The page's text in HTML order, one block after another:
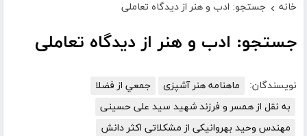
خانه › جستجو: ادب و هنر از دیدگاه تعاملی
جستجو: ادب و هنر از دیدگاه تعاملی
نویسندگان: ماهنامه هنر آشپزی
جمعي از فضلا
به نقل از همسر و فرزند شهید سید علی حسینی
مهندس وحید بهروانیکی از مشکلاتی اکثر دانش